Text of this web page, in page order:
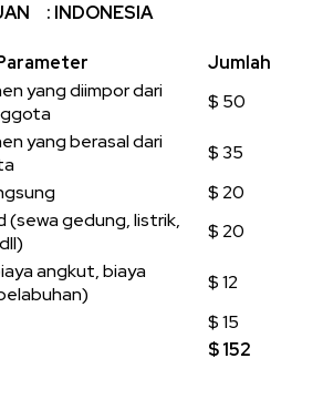
: INDONESIA
Jumlah
yang diimpor dari
$ 50
yang berasal dari
$ 35
$ 20
(sewa gedung, listrik,
$ 20
angkut, biaya
$ 12
$ 15
$ 152